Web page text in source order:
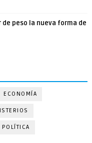
peso la nueva forma de
ECONOMÍA
POLÍTICA